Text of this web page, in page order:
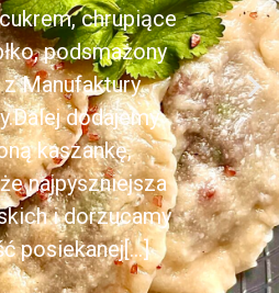
chrupiące
podsmażony
Manufaktury
dodajemy
kaszankę,
najpyszniejsza
i dorzucamy
posiekanej[...]